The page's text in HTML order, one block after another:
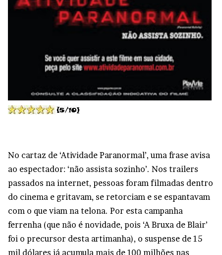
No cartaz de ‘Atividade Paranormal’, uma frase avisa
ao espectador: ‘não assista sozinho’. Nos trailers
passados na internet, pessoas foram filmadas dentro
do cinema e gritavam, se retorciam e se espantavam
com o que viam na telona. Por esta campanha
ferrenha (que não é novidade, pois ‘A Bruxa de Blair’
foi o precursor desta artimanha), o suspense de 15
mil dólares já acumula mais de 100 milhões nas